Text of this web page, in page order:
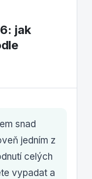
jak
snad
jedním z
celých
vypadat a